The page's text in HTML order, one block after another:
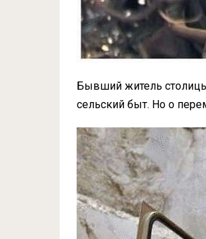
Бывший житель
сельский быт. Но о